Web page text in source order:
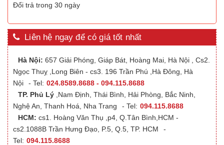
Đổi trả trong 30 ngày
Liên hệ ngay để có giá tốt nhất
Hà Nội: 657 Giải Phóng, Giáp Bát, Hoàng Mai, Hà Nội , Cs2.
Ngọc Thuỵ ,Long Biên - cs3. 196 Trần Phú ,Hà Đông, Hà
Nội
- Tel: 024.8589.8688 - 094.115.8688
TP. Phủ Lý ,Nam Định, Thái Bình, Hải Phòng, Bắc Ninh,
Nghệ An, Thanh Hoá, Nha Trang
- Tel: 094.115.8688
HCM: cs1. Hoàng Văn Thụ ,p4, Q.Tân Bình,HCM -
cs2.1088B Trần Hưng Đạo, P.5, Q.5, TP. HCM
-
Tel: 094.115.8688